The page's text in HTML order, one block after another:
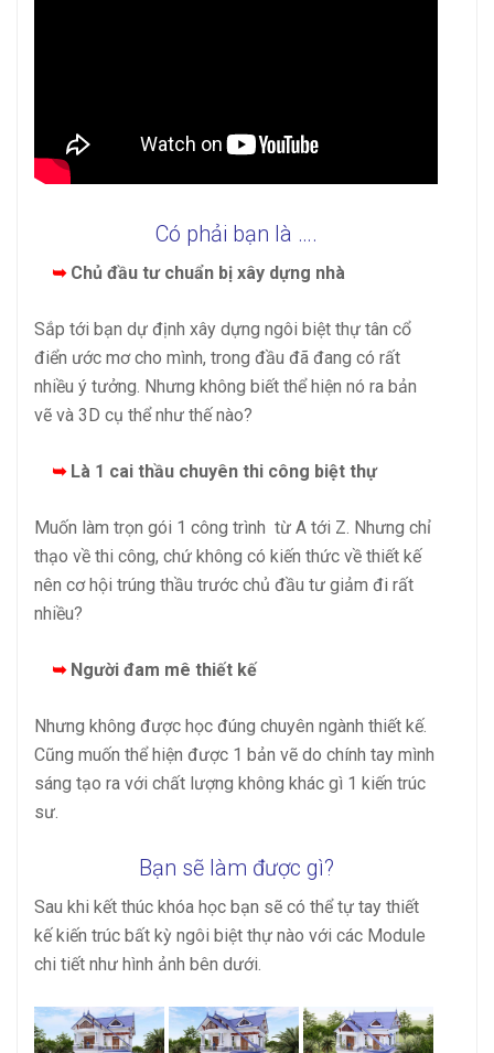
Có phải bạn là ….
➥Chủ đầu tư chuẩn bị xây dựng nhà
Sắp tới bạn dự định xây dựng ngôi biệt thự tân cổ
điển ước mơ cho mình, trong đầu đã đang có rất
nhiều ý tưởng. Nhưng không biết thể hiện nó ra bản
vẽ và 3D cụ thể như thế nào?
➥Là 1 cai thầu chuyên thi công biệt thự
Muốn làm trọn gói 1 công trình từ A tới Z. Nhưng chỉ
thạo về thi công, chứ không có kiến thức về thiết kế
nên cơ hội trúng thầu trước chủ đầu tư giảm đi rất
nhiều?
➥Người đam mê thiết kế
Nhưng không được học đúng chuyên ngành thiết kế.
Cũng muốn thể hiện được 1 bản vẽ do chính tay mình
sáng tạo ra với chất lượng không khác gì 1 kiến trúc
sư.
Bạn sẽ làm được gì?
Sau khi kết thúc khóa học bạn sẽ có thể tự tay thiết
kế kiến trúc bất kỳ ngôi biệt thự nào với các Module
chi tiết như hình ảnh bên dưới.